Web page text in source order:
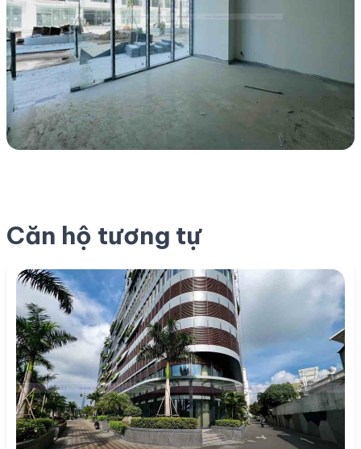
Căn hộ tương tự